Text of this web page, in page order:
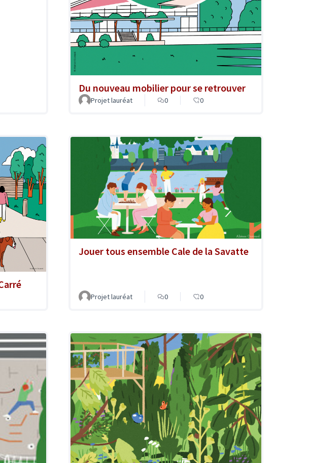
Du nouveau mobilier pour se retrouver
Projet lauréat 0 0
Jouer tous ensemble Cale de la Savatte
Projet lauréat 0 0